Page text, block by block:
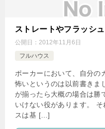
ストレートやフラッシ
公開日： 2012年11月6日
フルハウス
ポーカーにおいて、自分の
怖いというのは以前書きま
が揃ったら大概の場合は勝
いけない役があります。
スは基 […]